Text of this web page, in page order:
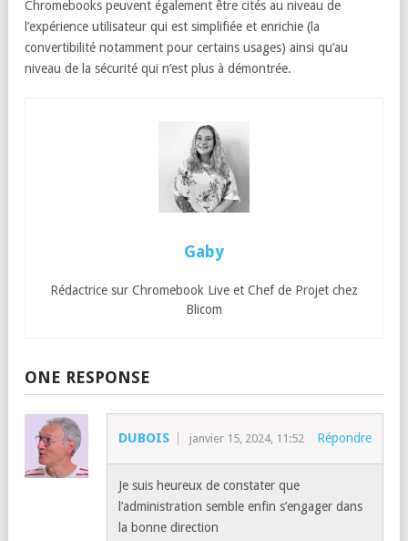
Chromebooks peuvent également être cités au niveau de
l’expérience utilisateur qui est simplifiée et enrichie (la
convertibilité notamment pour certains usages) ainsi qu’au
niveau de la sécurité qui n’est plus à démontrée.
Gaby
Rédactrice sur Chromebook Live et Chef de Projet chez
Blicom
ONE RESPONSE
DUBOIS janvier 15, 2024, 11:52 Répondre
Je suis heureux de constater que
l’administration semble enfin s’engager dans
la bonne direction